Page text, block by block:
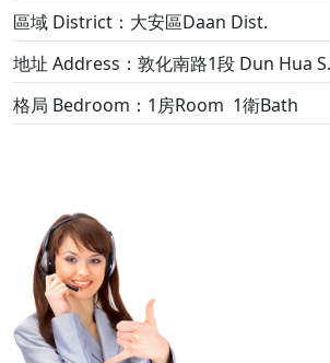
區域 District：大安區Daan Dist.
地址 Address：敦化南路1段 Dun Hua
格局 Bedroom：1房Room 1衛Bath